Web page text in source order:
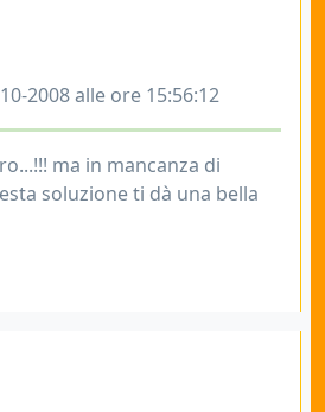
2008 alle ore 15:56:12
ma in mancanza di
soluzione ti dà una bella